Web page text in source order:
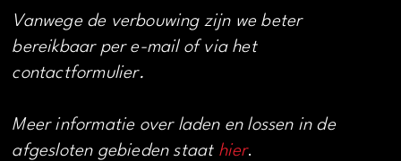
Vanwege de verbouwing zijn we beter
bereikbaar per e-mail of via het
contactformulier.
Meer informatie over laden en lossen in de
afgesloten gebieden staat hier.